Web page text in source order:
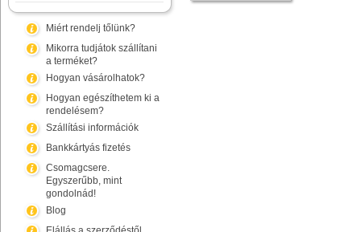
Miért rendelj tőlünk?
Mikorra tudjátok szállítani
a terméket?
Hogyan vásárolhatok?
Hogyan egészíthetem ki a
rendelésem?
Szállítási információk
Bankkártyás fizetés
Csomagcsere.
Egyszerűbb, mint
gondolnád!
Blog